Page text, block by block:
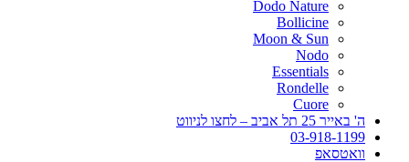
Dodo Nature
Bollicine
Moon & Sun
Nodo
Essentials
Rondelle
Cuore
ה' באייר 25 תל אביב – לחצו לניווט
03-918-1199
וואטסאפ